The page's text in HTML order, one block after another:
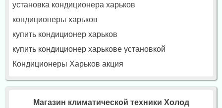
установка кондиционера харьков
кондиционеры харьков
купить кондиционер харьков
купить кондиционер харькове установкой
Кондиционеры Харьков акция
Магазин климатической техники Холод